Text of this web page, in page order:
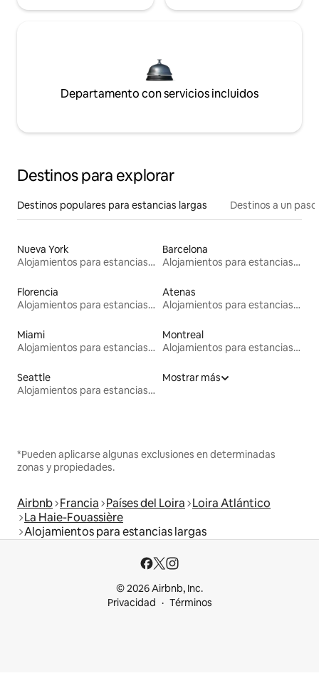
Departamento con servicios incluidos
Destinos para explorar
Destinos populares para estancias largas Destinos a un
Nueva York
Alojamientos para estancias largas
Barcelona
Alojamientos para estancias largas
Florencia
Alojamientos para estancias largas
Atenas
Alojamientos para estancias largas
Miami
Alojamientos para estancias largas
Montreal
Alojamientos para estancias largas
Seattle
Alojamientos para estancias largas
Mostrar más
*Pueden aplicarse algunas exclusiones en determinadas
zonas y propiedades.
Airbnb Francia Países del Loira Loira Atlántico
La Haie-Fouassière
Alojamientos para estancias largas
© 2026 Airbnb, Inc.
Privacidad
Términos